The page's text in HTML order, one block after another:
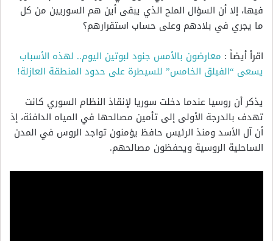
فيها، إلا أن السؤال الملح الذي يبقى أين هم السوريين من كل
ما يجري في بلادهم وعلى حساب استقرارهم؟
اقرأ أيضاً : معارضون بالأمس جنود لبوتين اليوم.. لهذه الأسباب
يسعى “الفيلق الخامس” للسيطرة على حدود المنطقة العازلة!
يذكر أن روسيا عندما دخلت سوريا لإنقاذ النظام السوري كانت
تهدف بالدرجة الأولى إلى تأمين مصالحها في المياه الدافئة، إذ
أن آل الأسد ومنذ الرئيس حافظ يؤمنون تواجد الروس في المدن
الساحلية الروسية ويحفظون مصالحهم.